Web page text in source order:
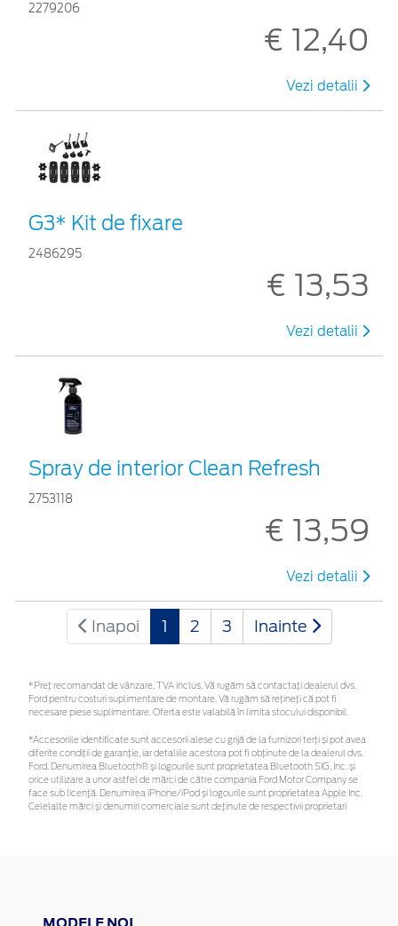
2279206
€ 12,40
Vezi detalii
G3* Kit de fixare
2486295
€ 13,53
Vezi detalii
Spray de interior Clean Refresh
2753118
€ 13,59
Vezi detalii
Inapoi 1 2 3 Inainte
*Preţ recomandat de vânzare, TVA inclus. Vă rugăm să contactaţi dealerul dvs.
Ford pentru costuri suplimentare de montare. Vă rugăm să rețineți că pot fi
necesare piese suplimentare. Oferta este valabilă în limita stocului disponibil.
*Accesoriile identificate sunt accesorii alese cu grijă de la furnizori terți și pot avea
diferite condiții de garanție, iar detaliile acestora pot fi obținute de la dealerul dvs.
Ford. Denumirea Bluetooth® și logourile sunt proprietatea Bluetooth SIG, Inc. și
orice utilizare a unor astfel de mărci de către compania Ford Motor Company se
face sub licență. Denumirea iPhone/iPod și logourile sunt proprietatea Apple Inc.
Celelalte mărci și denumiri comerciale sunt deținute de respectivii proprietari